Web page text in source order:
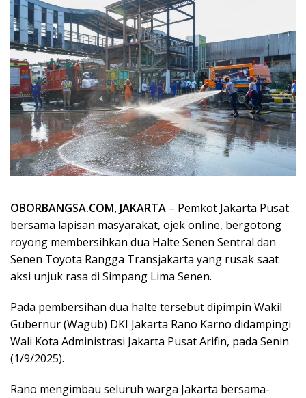
OBORBANGSA.COM, JAKARTA – Pemkot Jakarta Pusat
bersama lapisan masyarakat, ojek online, bergotong
royong membersihkan dua Halte Senen Sentral dan
Senen Toyota Rangga Transjakarta yang rusak saat
aksi unjuk rasa di Simpang Lima Senen.
Pada pembersihan dua halte tersebut dipimpin Wakil
Gubernur (Wagub) DKI Jakarta Rano Karno didampingi
Wali Kota Administrasi Jakarta Pusat Arifin, pada Senin
(1/9/2025).
Rano mengimbau seluruh warga Jakarta bersama-